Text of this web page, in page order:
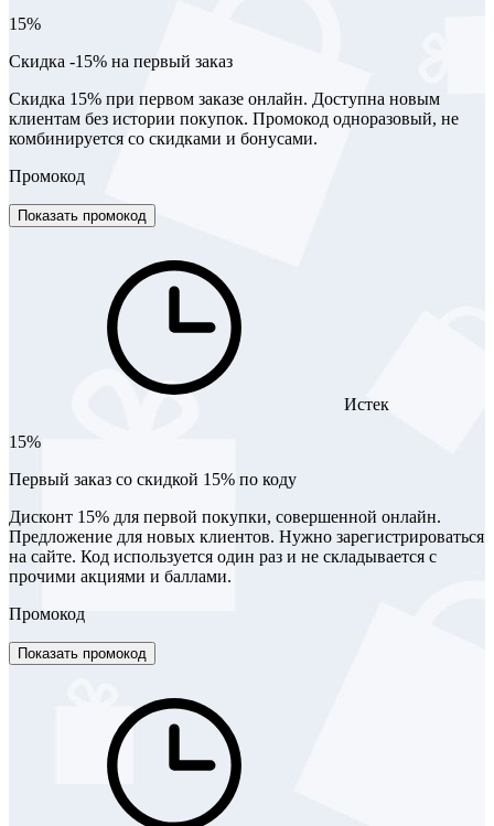
15%
Скидка -15% на первый заказ
Скидка 15% при первом заказе онлайн. Доступна новым
клиентам без истории покупок. Промокод одноразовый, не
комбинируется со скидками и бонусами.
Промокод
Показать промокод
Истек
15%
Первый заказ со скидкой 15% по коду
Дисконт 15% для первой покупки, совершенной онлайн.
Предложение для новых клиентов. Нужно зарегистрироваться
на сайте. Код используется один раз и не складывается с
прочими акциями и баллами.
Промокод
Показать промокод